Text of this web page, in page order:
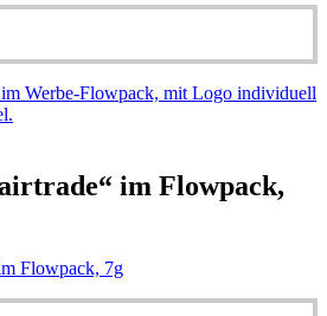
im Flowpack,
Flowpack, 7g